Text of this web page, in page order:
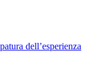
dell’esperienza